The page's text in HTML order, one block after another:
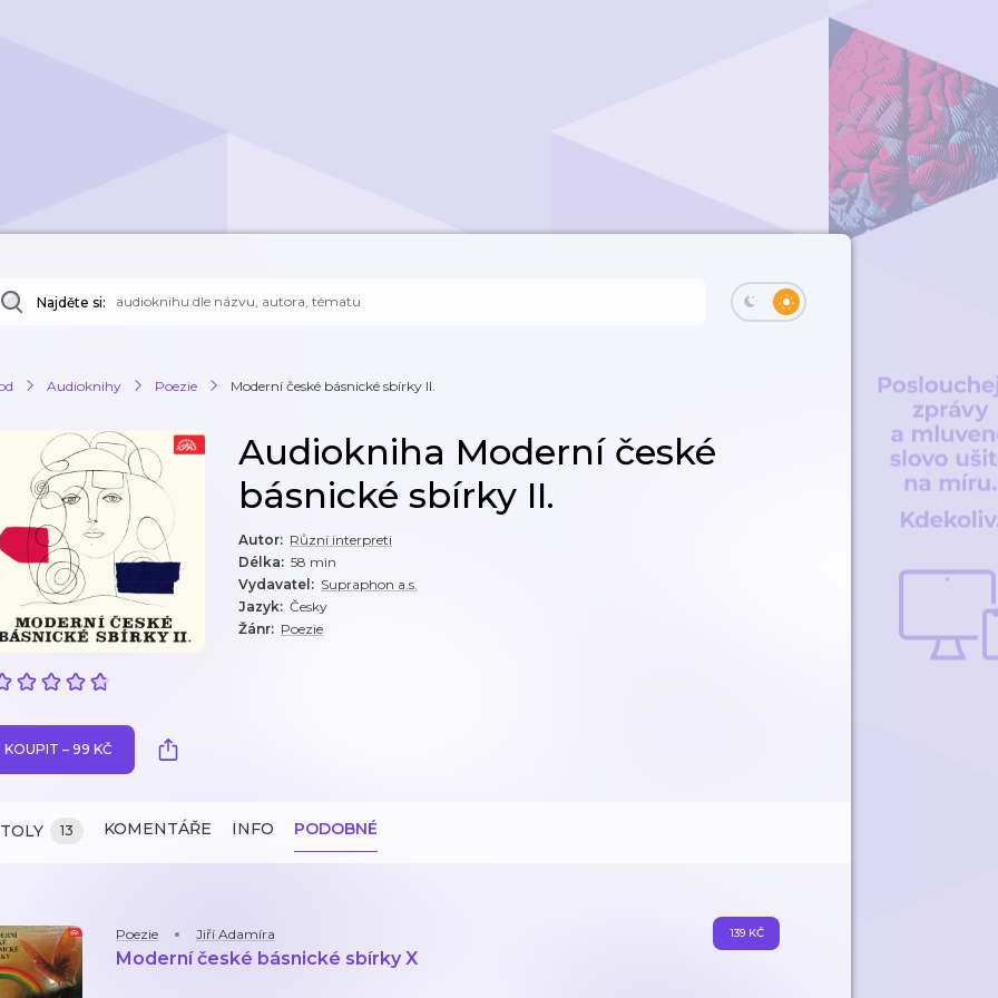
Najděte si:
Audioknihy Poezie Moderní české básnické sbírky II.
Audiokniha Moderní české
básnické sbírky II.
Autor: Různí interpreti
Délka: 58 min
Vydavatel : Supraphon a.s.
Jazyk: Česky
Žánr: Poezie
KOUPIT – 99 KČ
13 KOMENTÁŘE INFO PODOBNÉ
Poezie Jiří Adamíra
Moderní české básnické sbírky X
139 KČ